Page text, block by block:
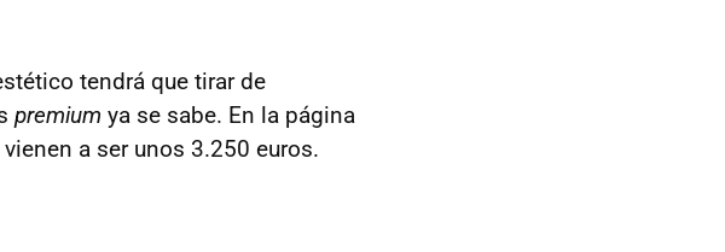
tendrá que tirar de
premium ya se sabe. En la página
a ser unos 3.250 euros.